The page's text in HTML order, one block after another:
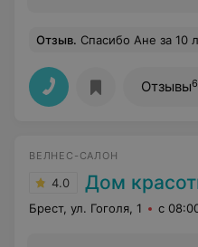
Отзыв. Спасибо Ане за 10 лет работы с моими волосами и капризами:) Это отличный мастер и
Отзывы
ВЕЛНЕС-САЛОН
4.0 Дом
Брест, ул. Гоголя, 1 с